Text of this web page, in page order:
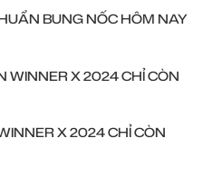
BUNG NỐC HÔM NAY
WINNER X 2024 CHỈ CÒN
X 2024 CHỈ CÒN